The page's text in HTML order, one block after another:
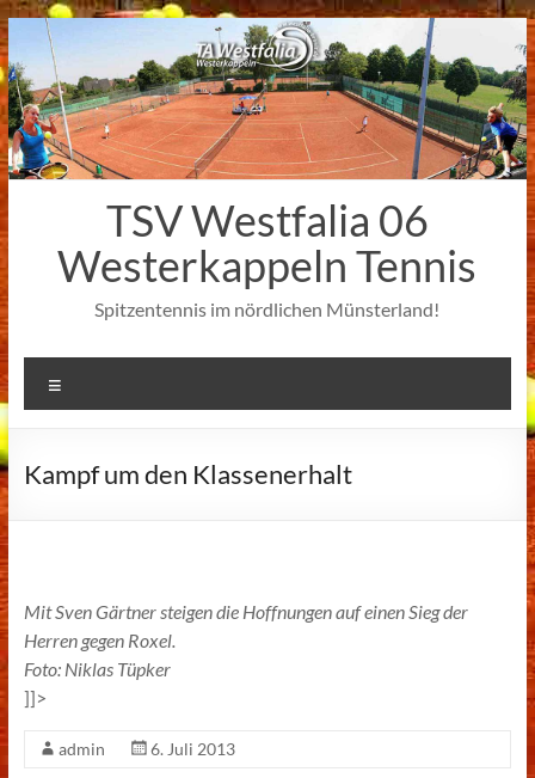
Zum
Inhalt
springen
TSV Westfalia 06
Westerkappeln Tennis
Spitzentennis im nördlichen Münsterland!
Kampf um den Klassenerhalt
Mit Sven Gärtner steigen die Hoffnungen auf einen Sieg der
Herren gegen Roxel.
Foto: Niklas Tüpker
]]>
admin 6. Juli 2013